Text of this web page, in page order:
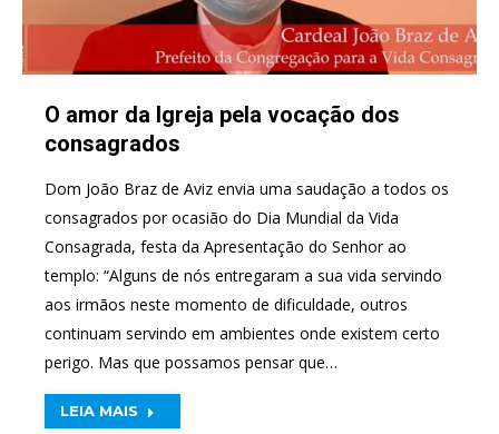
O amor da Igreja pela vocação dos
consagrados
Dom João Braz de Aviz envia uma saudação a todos os
consagrados por ocasião do Dia Mundial da Vida
Consagrada, festa da Apresentação do Senhor ao
templo: “Alguns de nós entregaram a sua vida servindo
aos irmãos neste momento de dificuldade, outros
continuam servindo em ambientes onde existem certo
perigo. Mas que possamos pensar que…
LEIA MAIS